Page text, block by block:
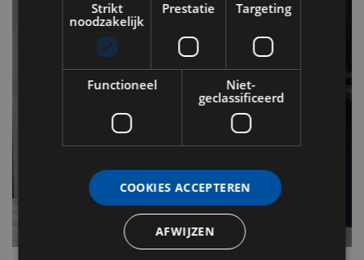
Strikt
noodzakelijk
Prestatie Targeting
Functioneel
Niet-
geclassificeerd
COOKIES ACCEPTEREN
AFWIJZEN